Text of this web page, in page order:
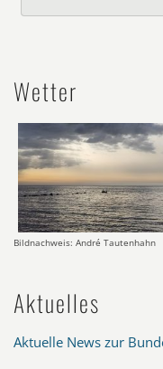
Wetter
Bildnachweis: André Tautenhahn
Aktuelles
Aktuelle News zur